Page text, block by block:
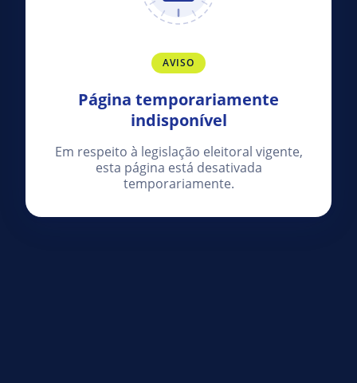
AVISO
Página temporariamente
indisponível
Em respeito à legislação eleitoral vigente,
esta página está desativada
temporariamente.